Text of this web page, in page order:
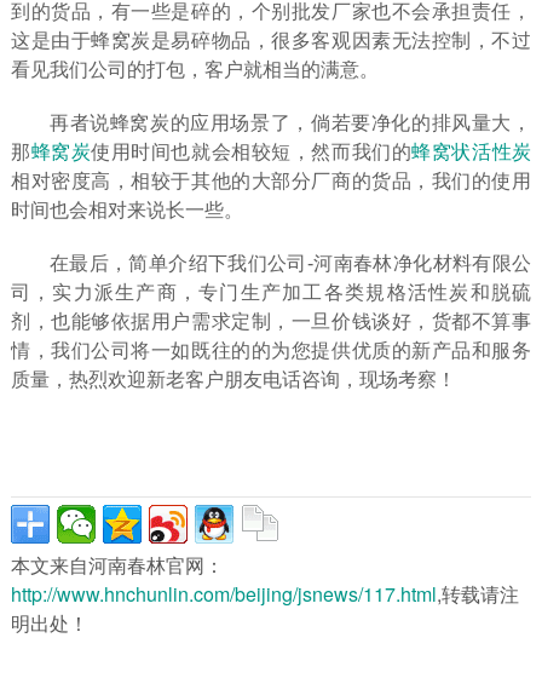
到的货品，有一些是碎的，个别批发厂家也不会承担责任，
这是由于蜂窝炭是易碎物品，很多客观因素无法控制，不过
看见我们公司的打包，客户就相当的满意。
再者说蜂窝炭的应用场景了，倘若要净化的排风量大，
那蜂窝炭使用时间也就会相较短，然而我们的蜂窝状活性炭
相对密度高，相较于其他的大部分厂商的货品，我们的使用
时间也会相对来说长一些。
在最后，简单介绍下我们公司-河南春林净化材料有限公
司，实力派生产商，专门生产加工各类規格活性炭和脱硫
剂，也能够依据用户需求定制，一旦价钱谈好，货都不算事
情，我们公司将一如既往的的为您提供优质的新产品和服务
质量，热烈欢迎新老客户朋友电话咨询，现场考察！
本文来自河南春林官网：
http://www.hnchunlin.com/beijing/jsnews/117.html,转载请注
明出处！